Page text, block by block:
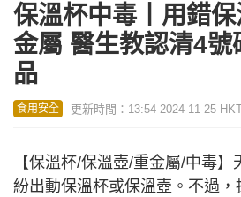
保溫杯中毒丨用錯
金屬 醫生教認清4號
品
食用安全 更新時間：13:54 2024-11-25
【保溫杯/保溫壺/重金屬/中毒
紛出動保溫杯或保溫壺。不過